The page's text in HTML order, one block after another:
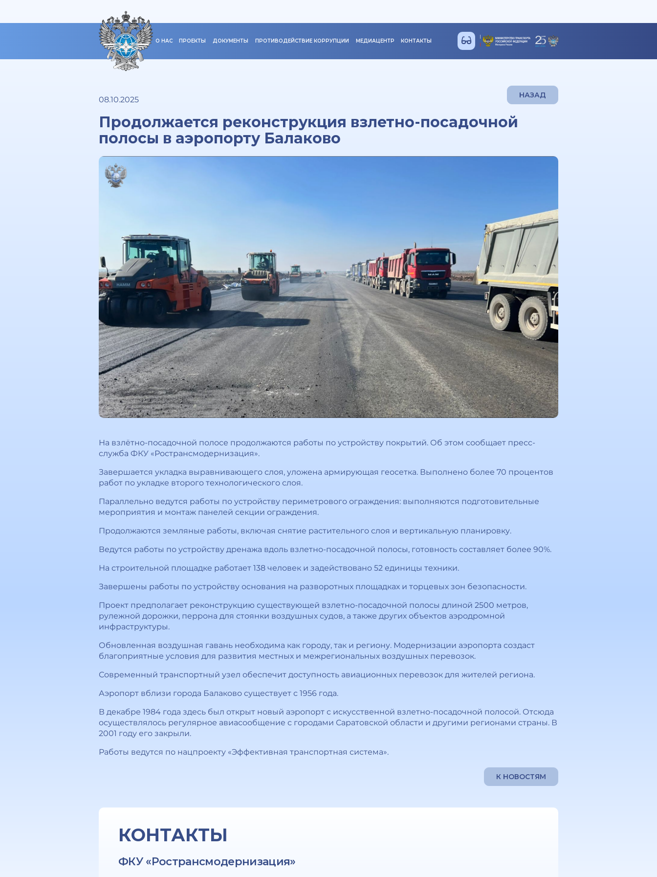
О НАС ПРОЕКТЫ ДОКУМЕНТЫ ПРОТИВОДЕЙСТВИЕ КОРРУПЦИИ МЕДИАЦЕНТР КОНТАКТЫ
08.10.2025 НАЗАД
Продолжается реконструкция взлетно-посадочной
полосы в аэропорту Балаково
На взлётно-посадочной полосе продолжаются работы по устройству покрытий. Об этом сообщает пресс-
служба ФКУ «Ространсмодернизация».
Завершается укладка выравнивающего слоя, уложена армирующая геосетка. Выполнено более 70 процентов
работ по укладке второго технологического слоя.
Параллельно ведутся работы по устройству периметрового ограждения: выполняются подготовительные
мероприятия и монтаж панелей секции ограждения.
Продолжаются земляные работы, включая снятие растительного слоя и вертикальную планировку.
Ведутся работы по устройству дренажа вдоль взлетно-посадочной полосы, готовность составляет более 90%.
На строительной площадке работает 138 человек и задействовано 52 единицы техники.
Завершены работы по устройству основания на разворотных площадках и торцевых зон безопасности.
Проект предполагает реконструкцию существующей взлетно-посадочной полосы длиной 2500 метров,
рулежной дорожки, перрона для стоянки воздушных судов, а также других объектов аэродромной
инфраструктуры.
Обновленная воздушная гавань необходима как городу, так и региону. Модернизации аэропорта создаст
благоприятные условия для развития местных и межрегиональных воздушных перевозок.
Современный транспортный узел обеспечит доступность авиационных перевозок для жителей региона.
Аэропорт вблизи города Балаково существует с 1956 года.
В декабре 1984 года здесь был открыт новый аэропорт с искусственной взлетно-посадочной полосой. Отсюда
осуществлялось регулярное авиасообщение с городами Саратовской области и другими регионами страны. В
2001 году его закрыли.
Работы ведутся по нацпроекту «Эффективная транспортная система».
К НОВОСТЯМ
КОНТАКТЫ
ФКУ «Ространсмодернизация»